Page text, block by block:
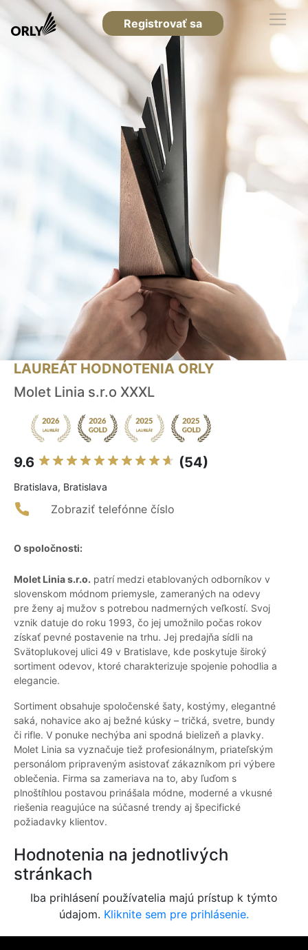
Registrovať sa
LAUREÁT HODNOTENIA ORLY
Molet Linia s.r.o XXXL
9.6 (54)
Bratislava, Bratislava
Zobraziť telefónne číslo
O spoločnosti:
Molet Linia s.r.o. patrí medzi etablovaných odborníkov v
slovenskom módnom priemysle, zameraných na odevy
pre ženy aj mužov s potrebou nadmerných veľkostí. Svoj
vznik datuje do roku 1993, čo jej umožnilo počas rokov
získať pevné postavenie na trhu. Jej predajňa sídli na
Svätoplukovej ulici 49 v Bratislave, kde poskytuje široký
sortiment odevov, ktoré charakterizuje spojenie pohodlia a
elegancie.
Sortiment obsahuje spoločenské šaty, kostýmy, elegantné
saká, nohavice ako aj bežné kúsky – tričká, svetre, bundy
či rifle. V ponuke nechýba ani spodná bielizeň a plavky.
Molet Linia sa vyznačuje tiež profesionálnym, priateľským
personálom pripraveným asistovať zákazníkom pri výbere
oblečenia. Firma sa zameriava na to, aby ľuďom s
plnoštíhlou postavou prinášala módne, moderné a vkusné
riešenia reagujúce na súčasné trendy aj špecifické
požiadavky klientov.
Hodnotenia na jednotlivých
stránkach
Iba prihlásení používatelia majú prístup k týmto
údajom. Kliknite sem pre prihlásenie.